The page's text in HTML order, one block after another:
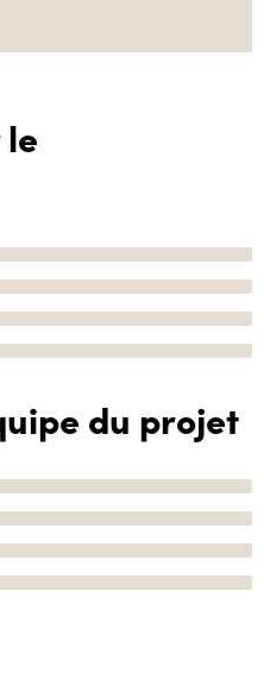
du projet